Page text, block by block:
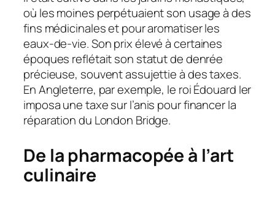
où les moines perpétuaient son usage à des
fins médicinales et pour aromatiser les
eaux-de-vie. Son prix élevé à certaines
époques reflétait son statut de denrée
précieuse, souvent assujettie à des taxes.
En Angleterre, par exemple, le roi Édouard Ier
imposa une taxe sur l’anis pour financer la
réparation du London Bridge.
De la pharmacopée à l’art
culinaire